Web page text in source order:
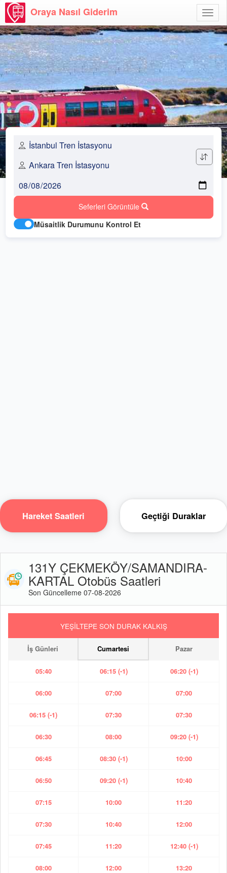
Aç
Oraya Nasıl Giderim
Seferleri Görüntüle
Müsaitlik Durumunu Kontrol Et
Hareket Saatleri Geçtiği Duraklar
131Y ÇEKMEKÖY/SAMANDIRA-
KARTAL Otobüs Saatleri
Son Güncelleme 07-08-2026
YEŞİLTEPE SON DURAK KALKIŞ
İş Günleri Cumartesi Pazar
05:40 06:15 (-1) 06:20 (-1)
06:00 07:00 07:00
06:15 (-1) 07:30 07:30
06:30 08:00 09:20 (-1)
06:45 08:30 (-1) 10:00
06:50 09:20 (-1) 10:40
07:15 10:00 11:20
07:30 10:40 12:00
07:45 11:20 12:40 (-1)
08:00 12:00 13:20